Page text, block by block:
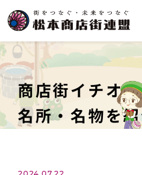
松本商店街連盟とは
商店街の名前の由来
イベントカレンダー
商店街イチオ
名所・名物を